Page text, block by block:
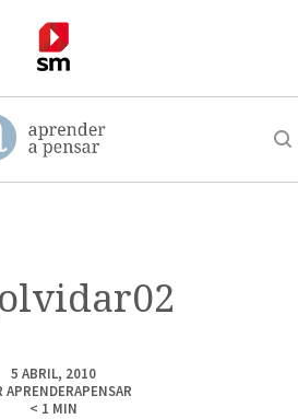
5 ABRIL, 2010
APRENDERAPENSAR
< 1 MIN